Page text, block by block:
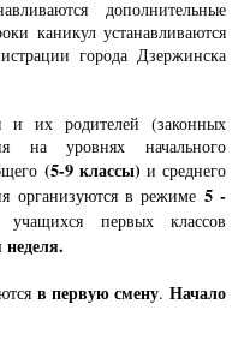
дополнительные
каникул устанавливаются
города Дзержинска
и их родителей (законных
на уровнях начального
(5-9 классы)и среднего
организуются в режиме 5 -
учащихся первых классов
неделя.
в первую смену. Начало